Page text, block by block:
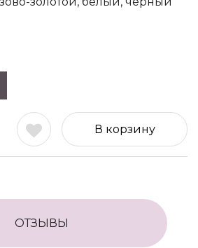
В корзину
ОТЗЫВЫ